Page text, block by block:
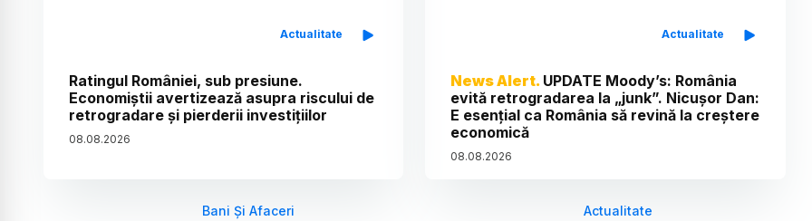
Actualitate
Ratingul României, sub presiune.
Economiștii avertizează asupra riscului de
retrogradare și pierderii investițiilor
08.08.2026
Actualitate
News Alert. UPDATE Moody’s: România
evită retrogradarea la „junk”. Nicușor Dan:
E esențial ca România să revină la creștere
economică
08.08.2026
Bani Și Afaceri Actualitate